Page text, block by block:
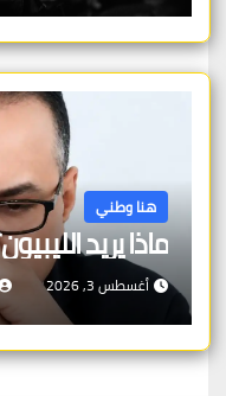
هنا وطني
ماذا يريد
أغسطس 3, 2026